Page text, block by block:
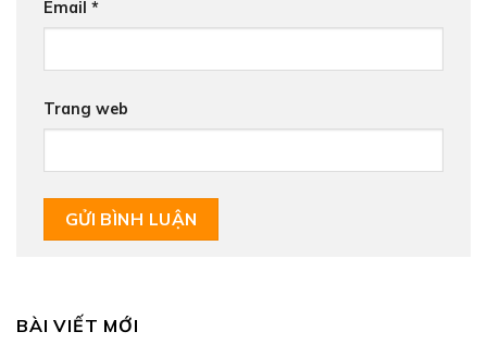
Email *
Trang web
BÀI VIẾT MỚI